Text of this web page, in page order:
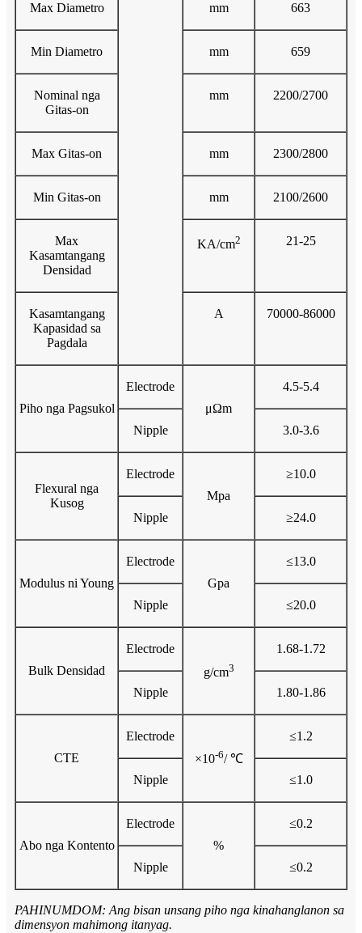
Max Diametro mm 663
Min Diametro mm 659
Nominal nga
Gitas-on
mm 2200/2700
Max Gitas-on mm 2300/2800
Min Gitas-on mm 2100/2600
Max
Kasamtangang
Densidad
KA/cm2 21-25
Kasamtangang
Kapasidad sa
Pagdala
A 70000-86000
Piho nga Pagsukol
Electrode
μΩm
4.5-5.4
Nipple 3.0-3.6
Flexural nga
Kusog
Electrode
Mpa
≥10.0
Nipple ≥24.0
Modulus ni Young
Electrode
Gpa
≤13.0
Nipple ≤20.0
Bulk Densidad
Electrode
g/cm3
1.68-1.72
Nipple 1.80-1.86
CTE
Electrode
×10-6/ ℃
≤1.2
Nipple ≤1.0
Abo nga Kontento
Electrode
%
≤0.2
Nipple ≤0.2
PAHINUMDOM: Ang bisan unsang piho nga kinahanglanon sa
dimensyon mahimong itanyag.